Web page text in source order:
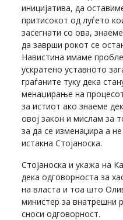
иницијатива, да
притисокот од луѓето
засегнати со ова,
да заврши рокот се
Навистина имаме
ускратено уставното
граѓаните туку дека
менаџирање на
за истиот ако знаеме
овој закон и мислам за
за да се изменаџира а
истакна Стојаноска.
Стојаноска и укажа на
дека одговорноста за
на власта и тоа што
министер за внатрешни
сноси одговорност.